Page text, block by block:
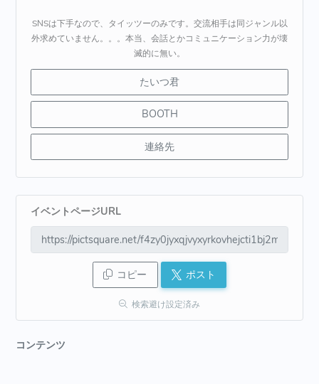
SNSは下手なので、タイッツーのみです。交流相手は同ジャンル以
外求めていません。。。本当、会話とかコミュニケーション力が壊
滅的に無い。
たいつ君
BOOTH
連絡先
イベントページURL
コピー ポスト
検索避け設定済み
コンテンツ